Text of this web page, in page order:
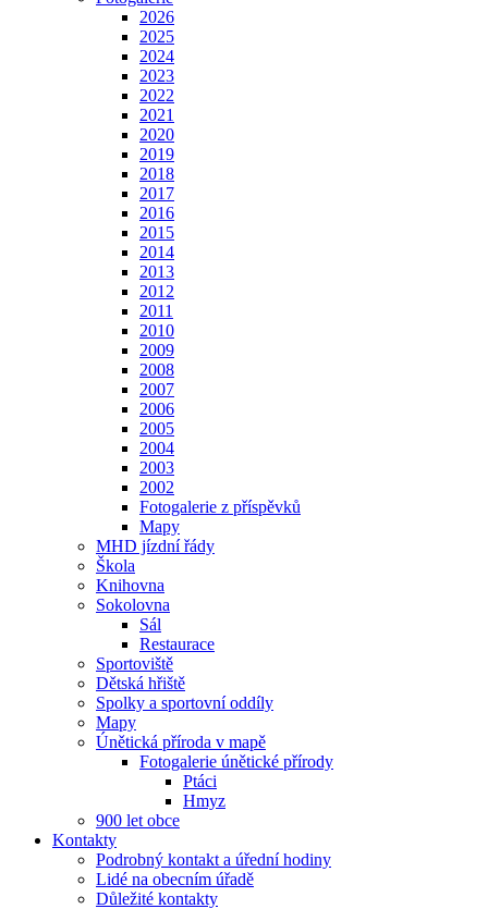
2026
2025
2024
2023
2022
2021
2020
2019
2018
2017
2016
2015
2014
2013
2012
2011
2010
2009
2008
2007
2006
2005
2004
2003
2002
Fotogalerie z příspěvků
Mapy
MHD jízdní řády
Škola
Knihovna
Sokolovna
Sál
Restaurace
Sportoviště
Dětská hřiště
Spolky a sportovní oddíly
Mapy
Únětická příroda v mapě
Fotogalerie únětické přírody
Ptáci
Hmyz
900 let obce
Kontakty
Podrobný kontakt a úřední hodiny
Lidé na obecním úřadě
Důležité kontakty